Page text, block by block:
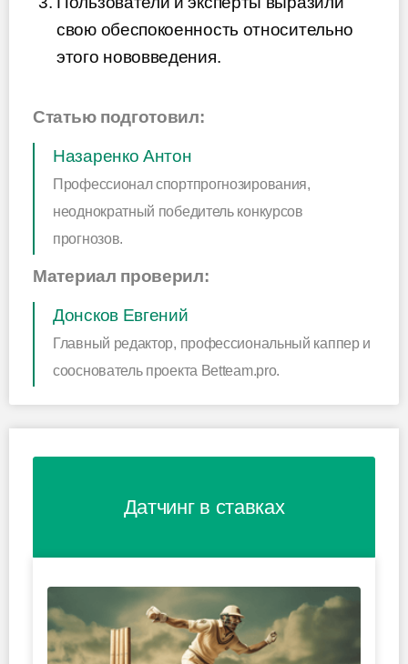
свою обеспокоенность относительно
этого нововведения.
Статью подготовил:
Назаренко Антон
Профессионал спортпрогнозирования,
неоднократный победитель конкурсов
прогнозов.
Материал проверил:
Донсков Евгений
Главный редактор, профессиональный каппер и
сооснователь проекта Betteam.pro.
Датчинг в ставках